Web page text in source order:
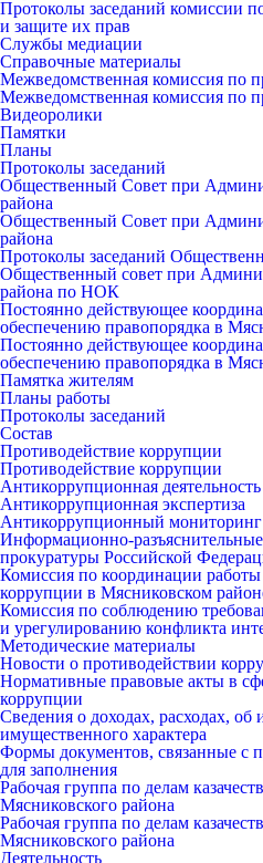
Протоколы заседаний комиссии
и защите их прав
Службы медиации
Справочные материалы
Межведомственная комиссия по
Межведомственная комиссия по
Видеоролики
Памятки
Планы
Протоколы заседаний
Общественный Совет при
района
Общественный Совет при
района
Протоколы заседаний
Общественный совет при
района по НОК
Постоянно действующее
обеспечению правопорядка в
Постоянно действующее
обеспечению правопорядка в
Памятка жителям
Планы работы
Протоколы заседаний
Состав
Противодействие коррупции
Противодействие коррупции
Антикоррупционная деятельность
Антикоррупционная экспертиза
Антикоррупционный мониторинг
Информационно-
прокуратуры Российской
Комиссия по координации
коррупции в Мясниковском
Комиссия по соблюдению
и урегулированию конфликта
Методические материалы
Новости о противодействии
Нормативные правовые акты в
коррупции
Сведения о доходах, расходах, об
имущественного характера
Формы документов, связанные с
для заполнения
Рабочая группа по делам
Мясниковского района
Рабочая группа по делам
Мясниковского района
Деятельность